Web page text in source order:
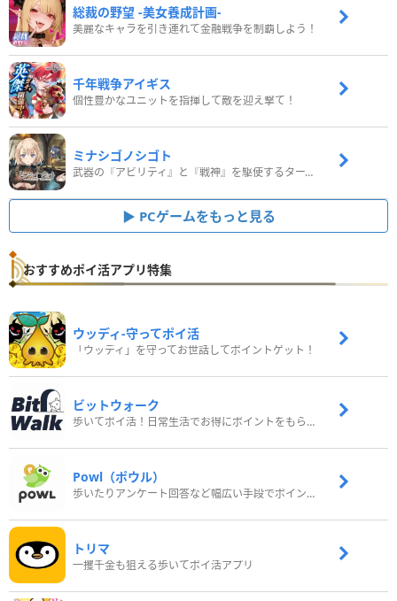
総裁の野望 -美女養成計画-
美麗なキャラを引き連れて金融戦争を制覇しよう！
千年戦争アイギス
個性豊かなユニットを指揮して敵を迎え撃て！
ミナシゴノシゴト
武器の『アビリティ』と『戦神』を駆使するターン制コマンドバトルRPG！
PCゲームをもっと見る
おすすめポイ活アプリ特集
ウッディ‐守ってポイ活
「ウッディ」を守ってお世話してポイントゲット！
ビットウォーク
歩いてポイ活！日常生活でお得にポイントをもらおう
Powl（ポウル）
歩いたりアンケート回答など幅広い手段でポイントをゲット
トリマ
一攫千金も狙える歩いてポイ活アプリ